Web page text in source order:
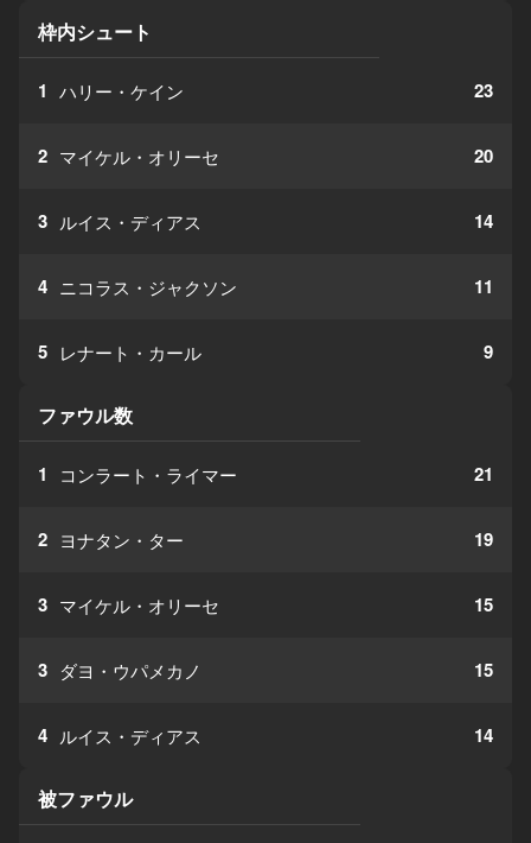
枠内シュート
1 ハリー・ケイン 23
2 マイケル・オリーセ 20
3 ルイス・ディアス 14
4 ニコラス・ジャクソン 11
5 レナート・カール 9
ファウル数
1 コンラート・ライマー 21
2 ヨナタン・ター 19
3 マイケル・オリーセ 15
3 ダヨ・ウパメカノ 15
4 ルイス・ディアス 14
被ファウル